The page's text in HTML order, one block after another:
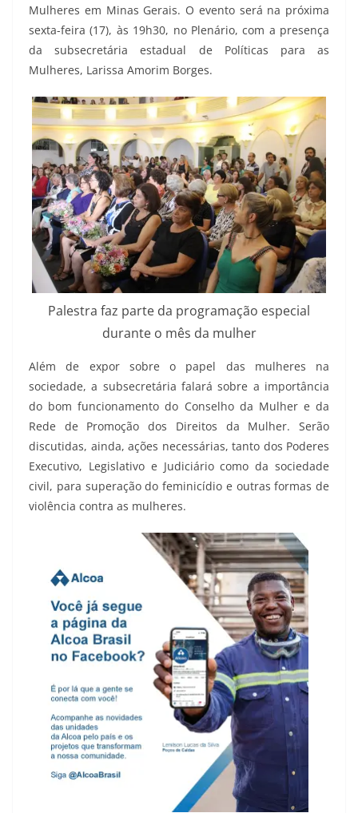
Mulheres em Minas Gerais. O evento será na próxima
sexta-feira (17), às 19h30, no Plenário, com a presença
da subsecretária estadual de Políticas para as
Mulheres, Larissa Amorim Borges.
Palestra faz parte da programação especial
durante o mês da mulher
Além de expor sobre o papel das mulheres na
sociedade, a subsecretária falará sobre a importância
do bom funcionamento do Conselho da Mulher e da
Rede de Promoção dos Direitos da Mulher. Serão
discutidas, ainda, ações necessárias, tanto dos Poderes
Executivo, Legislativo e Judiciário como da sociedade
civil, para superação do feminicídio e outras formas de
violência contra as mulheres.